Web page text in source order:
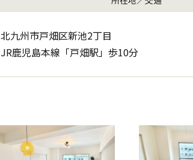
北九州市戸畑区新池2丁目
JR鹿児島本線「戸畑駅」歩10分